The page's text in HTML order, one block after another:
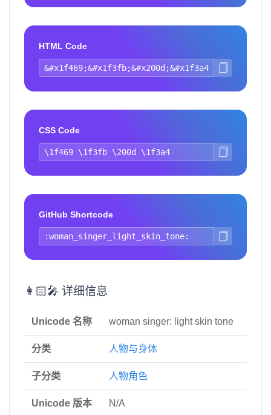
HTML Code
CSS Code
GitHub Shortcode
👩🏻‍🎤 详细信息
Unicode 名称 woman singer: light skin tone
分类 人物与身体
子分类 人物角色
Unicode 版本 N/A